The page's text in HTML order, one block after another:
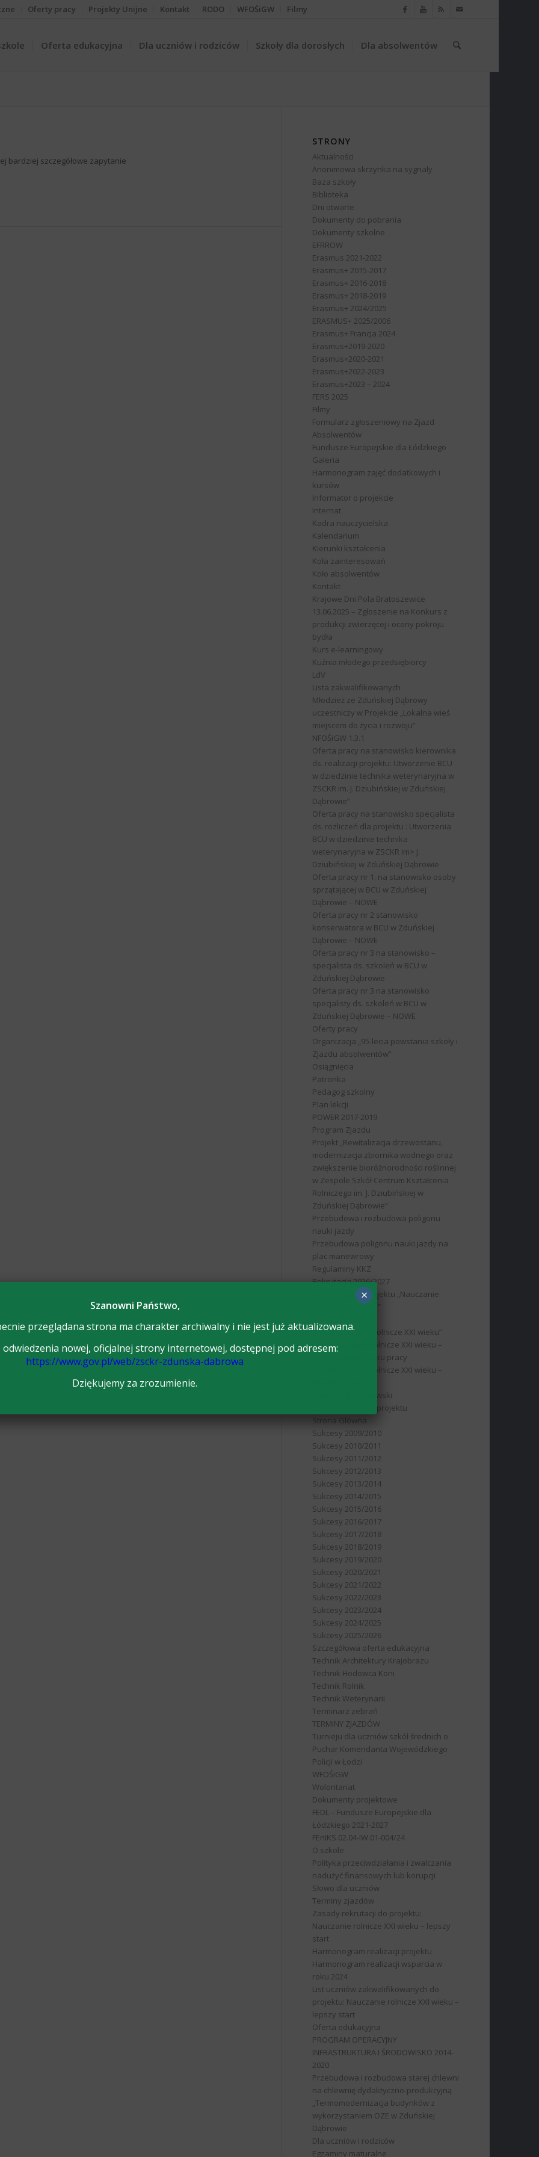
Oferty pracy Projekty Unijne Kontakt RODO WFOŚiGW Filmy
Oferta edukacyjna Dla uczniów i rodziców Szkoły dla dorosłych Dla absolwentów
bardziej szczegółowe zapytanie
STRONY
Aktualności
Anonimowa skrzynka na sygnały
Baza szkoły
Biblioteka
Dni otwarte
Dokumenty do pobrania
Dokumenty szkolne
EFRROW
Erasmus 2021-2022
Erasmus+ 2015-2017
Erasmus+ 2016-2018
Erasmus+ 2018-2019
Erasmus+ 2024/2025
ERASMUS+ 2025/2006
Erasmus+ Francja 2024
Erasmus+2019-2020
Erasmus+2020-2021
Erasmus+2022-2023
Erasmus+2023 – 2024
FERS 2025
Filmy
Formularz zgłoszeniowy na Zjazd
Absolwentów
Fundusze Europejskie dla Łódzkiego
Galeria
Harmonogram zajęć dodatkowych i
kursów
Informator o projekcie
Internat
Kadra nauczycielska
Kalendarium
Kierunki kształcenia
Koła zainteresowań
Koło absolwentów
Kontakt
Krajowe Dni Pola Bratoszewice
13.06.2025 – Zgłoszenie na Konkurs z
produkcji zwierzęcej i oceny pokroju
bydła
Kurs e-learningowy
Kuźnia młodego przedsiębiorcy
LdV
Lista zakwalifikowanych
Młodzież ze Zduńskiej Dąbrowy
uczestniczy w Projekcie „Lokalna wieś
miejscem do życia i rozwoju”
NFOŚiGW 1.3.1
Oferta pracy na stanowisko kierownika
ds. realizacji projektu: Utworzenie BCU
w dziedzinie technika weterynaryjna w
ZSCKR im. J. Dziubińskiej w Zduńskiej
Dąbrowie”
Oferta pracy na stanowisko specjalista
ds. rozliczeń dla projektu : Utworzenia
BCU w dziedzinie technika
weterynaryjna w ZSCKR im> J.
Dziubińskiej w Zduńskiej Dąbrowie
Oferta pracy nr 1. na stanowisko osoby
sprzątającej w BCU w Zduńskiej
Dąbrowie – NOWE
Oferta pracy nr 2 stanowisko
konserwatora w BCU w Zduńskiej
Dąbrowie – NOWE
Oferta pracy nr 3 na stanowisko –
specjalista ds. szkoleń w BCU w
Zduńskiej Dąbrowie
Oferta pracy nr 3 na stanowisko
specjalisty ds. szkoleń w BCU w
Zduńskiej Dąbrowie – NOWE
Oferty pracy
Organizacja „95-lecia powstania szkoły i
Zjazdu absolwentów”
Osiągnięcia
Patronka
Pedagog szkolny
Plan lekcji
POWER 2017-2019
Program Zjazdu
Projekt „Rewitalizacja drzewostanu,
modernizacja zbiornika wodnego oraz
zwiększenie bioróżnorodności roślinnej
w Zespole Szkół Centrum Kształcenia
Rolniczego im. J. Dziubińskiej w
Zduńskiej Dąbrowie”
Przebudowa i rozbudowa poligonu
nauki jazdy
Przebudowa poligonu nauki jazdy na
plac manewrowy
Regulaminy KKZ
Rekrutacja 2026/2027
Rekrutacja do projektu „Nauczanie
rolnicze XXI wieku”
RPO „Nauczanie rolnicze XXI wieku”
RPO Nauczanie rolnicze XXI wieku –
absolwent na rynku pracy
RPO Nauczanie rolnicze XXI wieku –
Samorząd Uczniowski
Stopień realizacji projektu
Strona Główna
Sukcesy 2009/2010
Sukcesy 2010/2011
Sukcesy 2011/2012
Sukcesy 2012/2013
Sukcesy 2013/2014
Sukcesy 2014/2015
Sukcesy 2015/2016
Sukcesy 2016/2017
Sukcesy 2017/2018
Sukcesy 2018/2019
Sukcesy 2019/2020
Sukcesy 2020/2021
Sukcesy 2021/2022
Sukcesy 2022/2023
Sukcesy 2023/2024
Sukcesy 2024/2025
Sukcesy 2025/2026
Szczegółowa oferta edukacyjna
Technik Architektury Krajobrazu
Technik Hodowca Koni
Technik Rolnik
Technik Weterynarii
Terminarz zebrań
TERMINY ZJAZDÓW
Turnieju dla uczniów szkół średnich o
Puchar Komendanta Wojewódzkiego
Policji w Łodzi
WFOŚiGW
Wolontariat
Dokumenty projektowe
FEDL – Fundusze Europejskie dla
Łódzkiego 2021-2027
FEnIKS.02.04-IW.01-004/24
O szkole
Polityka przeciwdziałania i zwalczania
nadużyć finansowych lub korupcji
Słowo dla uczniów
Terminy zjazdów
Zasady rekrutacji do projektu:
Nauczanie rolnicze XXI wieku – lepszy
start
Harmonogram realizacji projektu
Harmonogram realizacji wsparcia w
roku 2024
List uczniów zakwalifikowanych do
projektu: Nauczanie rolnicze XXI wieku –
lepszy start
Oferta edukacyjna
PROGRAM OPERACYJNY
INFRASTRUKTURA I ŚRODOWISKO 2014-
2020
Przebudowa i rozbudowa starej chlewni
na chlewnię dydaktyczno-produkcyjną
„Termomodernizacja budynków z
wykorzystaniem OZE w Zduńskiej
Dąbrowie
Dla uczniów i rodziców
Egzaminy maturalne
Szanowni Państwo,
przeglądana strona ma charakter archiwalny i nie jest już aktualizowana.
odwiedzenia nowej, oficjalnej strony internetowej, dostępnej pod adresem:
https://www.gov.pl/web/zsckr-zdunska-dabrowa
Dziękujemy za zrozumienie.
×